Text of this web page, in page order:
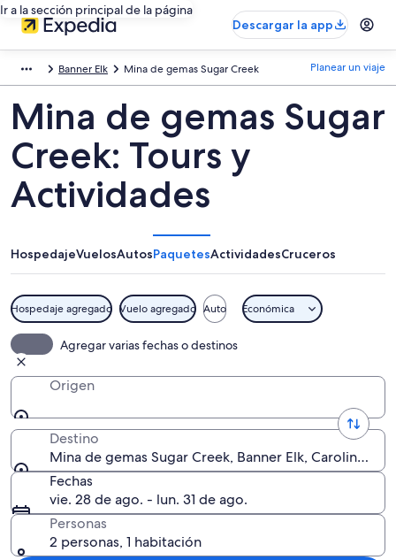
Ir a la sección principal de la página
Descargar la app
Banner Elk Mina de gemas Sugar Creek Planear un viaje
Mina de gemas Sugar
Creek: Tours y
Actividades
HospedajeVuelosAutosPaquetesActividadesCruceros
Hospedaje agregado Vuelo agregado Auto Económica
Agregar varias fechas o destinos
Origen
Destino
Mina de gemas Sugar Creek, Banner Elk, Carolina
Fechas
vie. 28 de ago. - lun. 31 de ago.
Personas
2 personas, 1 habitación